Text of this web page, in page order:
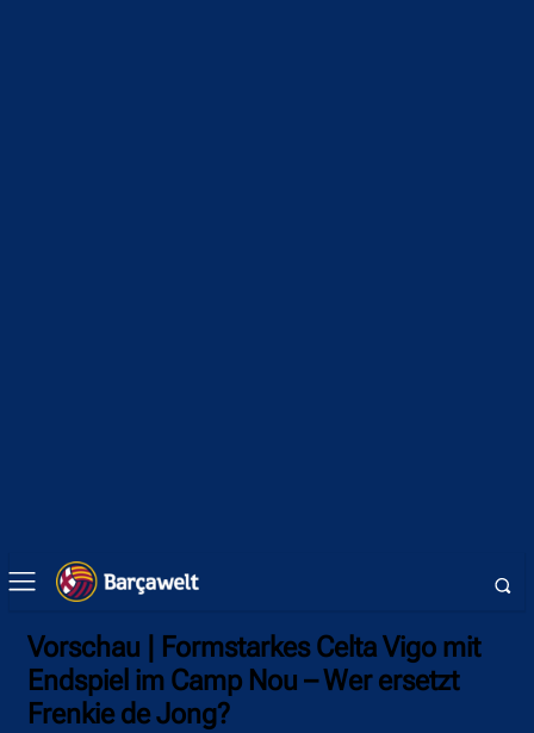
Vorschau | Formstarkes Celta Vigo mit
Endspiel im Camp Nou – Wer ersetzt
Frenkie de Jong?